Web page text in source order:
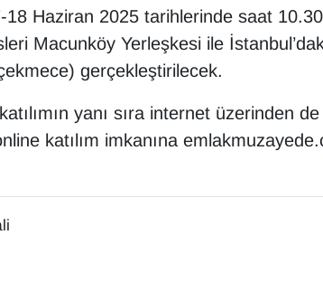
18 Haziran 2025 tarihlerinde saat
Macunköy Yerleşkesi ile
gerçekleştirilecek.
yanı sıra internet üzerinden
katılım imkanına